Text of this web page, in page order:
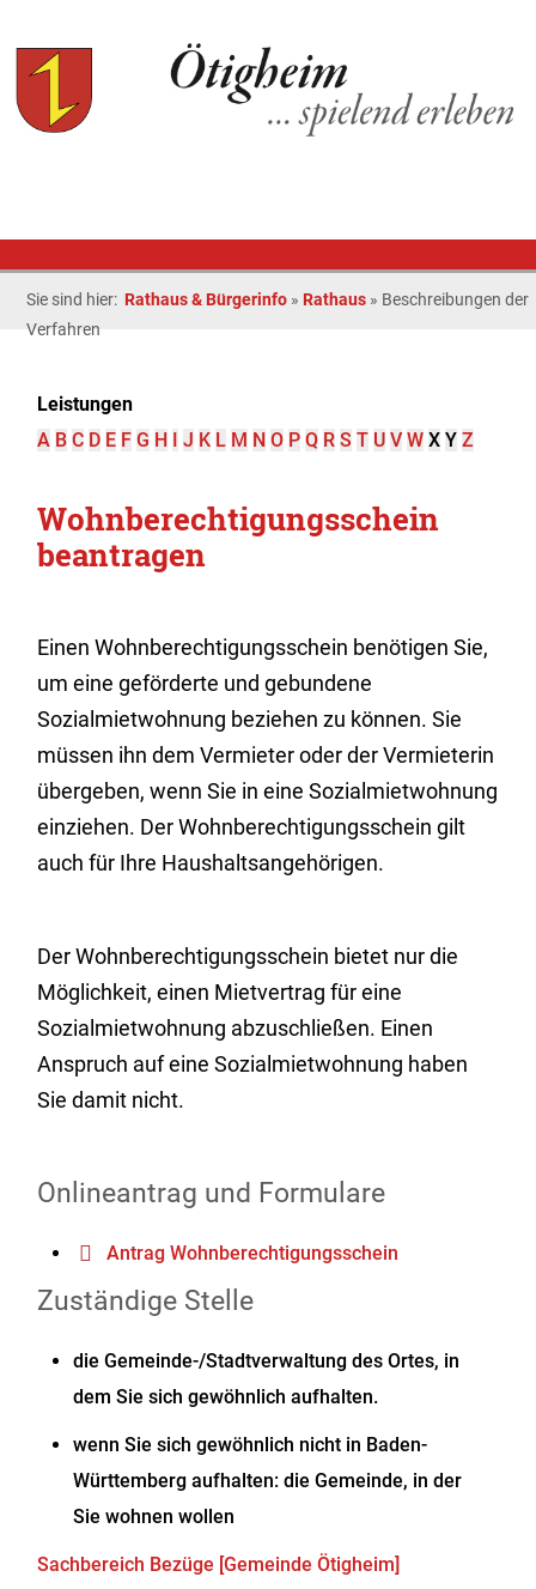
Sie sind hier: Rathaus & Bürgerinfo » Rathaus » Beschreibungen der
Verfahren
Leistungen
A B C D E F G H I J K L M N O P Q R S T U V W X Y Z
Wohnberechtigungsschein
beantragen
Einen Wohnberechtigungsschein benötigen Sie,
um eine geförderte und gebundene
Sozialmietwohnung beziehen zu können. Sie
müssen ihn dem Vermieter oder der Vermieterin
übergeben, wenn Sie in eine Sozialmietwohnung
einziehen. Der Wohnberechtigungsschein gilt
auch für Ihre Haushaltsangehörigen.
Der Wohnberechtigungsschein bietet nur die
Möglichkeit, einen Mietvertrag für eine
Sozialmietwohnung abzuschließen. Einen
Anspruch auf eine Sozialmietwohnung haben
Sie damit nicht.
Onlineantrag und Formulare
Antrag Wohnberechtigungsschein
Zuständige Stelle
die Gemeinde-/Stadtverwaltung des Ortes, in
dem Sie sich gewöhnlich aufhalten.
wenn Sie sich gewöhnlich nicht in Baden-
Württemberg aufhalten: die Gemeinde, in der
Sie wohnen wollen
Sachbereich Bezüge [Gemeinde Ötigheim]